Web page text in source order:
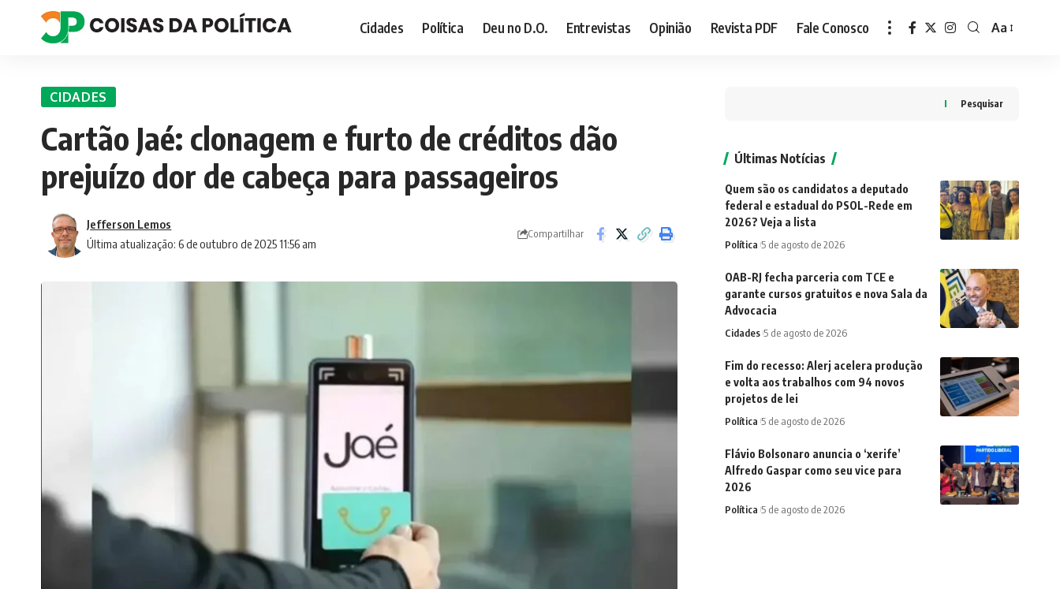
Cidades Política Deu no D.O. Entrevistas Opinião Revista PDF Fale Conosco
Font
Aa
CIDADES
Cartão Jaé: clonagem e furto de créditos dão
prejuízo dor de cabeça para passageiros
Última atualização: 6 de outubro de 2025 11:56 am
Jefferson Lemos
Compartilhar
Pesquisar
Últimas Notícias
Quem são os candidatos a deputado
federal e estadual do PSOL-Rede em
2026? Veja a lista
Política 5 de agosto de 2026
OAB-RJ fecha parceria com TCE e
garante cursos gratuitos e nova Sala da
Advocacia
Cidades 5 de agosto de 2026
Fim do recesso: Alerj acelera produção
e volta aos trabalhos com 94 novos
projetos de lei
Política 5 de agosto de 2026
Flávio Bolsonaro anuncia o ‘xerife’
Alfredo Gaspar como seu vice para
2026
Política 5 de agosto de 2026